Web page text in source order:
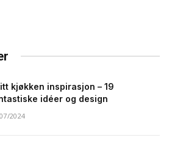
kjøkken inspirasjon – 19
idéer og design
2024